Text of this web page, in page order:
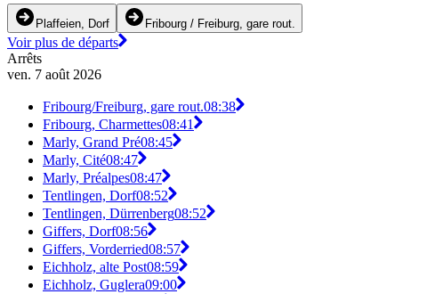
Plaffeien, Dorf Fribourg / Freiburg, gare rout.
Voir plus de départs
Arrêts
ven. 7 août 2026
Fribourg/Freiburg, gare rout.08:38
Fribourg, Charmettes08:41
Marly, Grand Pré08:45
Marly, Cité08:47
Marly, Préalpes08:47
Tentlingen, Dorf08:52
Tentlingen, Dürrenberg08:52
Giffers, Dorf08:56
Giffers, Vorderried08:57
Eichholz, alte Post08:59
Eichholz, Guglera09:00